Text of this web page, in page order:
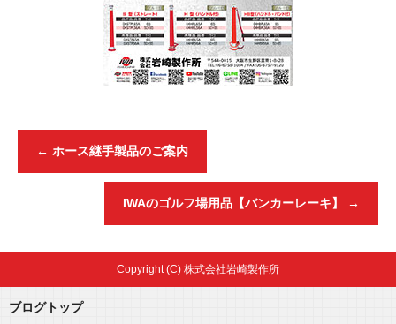
← ホース継手製品のご案内
IWAのゴルフ場用品【バンカーレーキ】 →
Copyright (C) 株式会社岩崎製作所
ブログトップ